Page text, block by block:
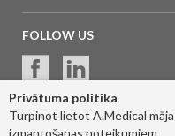
Privātuma politika
Turpinot lietot A.Medical
izmantošanas noteikumiem.
FOLLOW US